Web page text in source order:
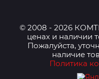
© 2008 - 2026
ценах и наличии
Пожалуйста,
наличие
Политика